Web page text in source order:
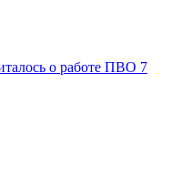
о работе ПВО 7